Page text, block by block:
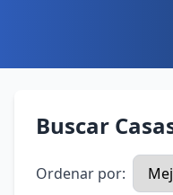
Buscar
Ordenar por: